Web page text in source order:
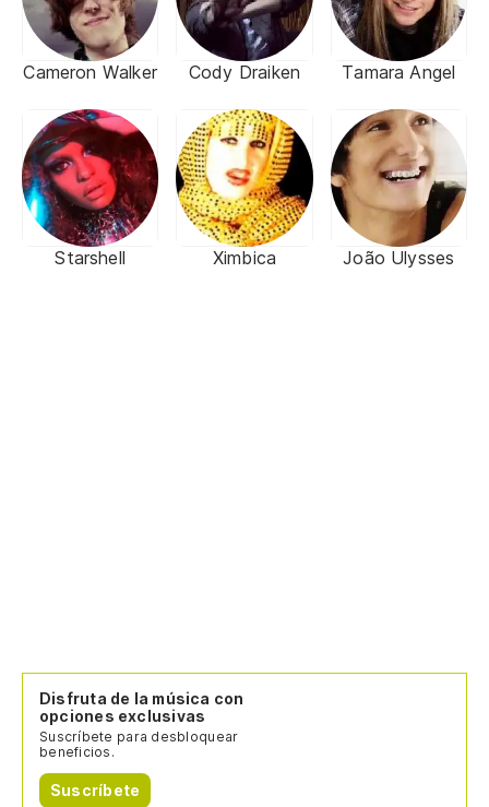
Cameron Walker Cody Draiken Tamara Angel
Starshell Ximbica João Ulysses
Disfruta de la música con
opciones exclusivas
Suscríbete para desbloquear
beneficios.
Suscríbete